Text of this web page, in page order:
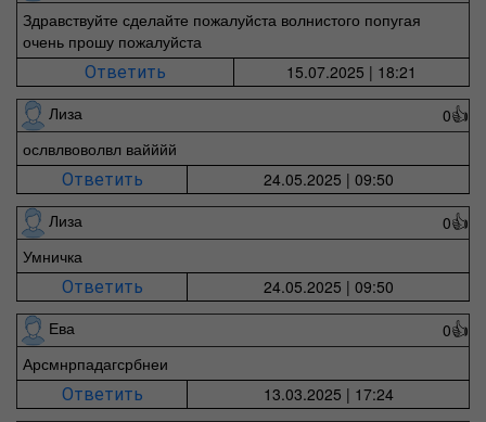
Здравствуйте сделайте пожалуйста волнистого попугая
очень прошу пожалуйста
Ответить
15.07.2025 | 18:21
Лиза
0👍
ослвлвоволвл вайййй
Ответить
24.05.2025 | 09:50
Лиза
0👍
Умничка
Ответить
24.05.2025 | 09:50
Ева
0👍
Арсмнрпадагсрбнеи
Ответить
13.03.2025 | 17:24